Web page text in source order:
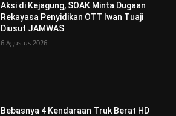
Aksi di Kejagung, SOAK Minta Dugaan
Rekayasa Penyidikan OTT Iwan Tuaji
Diusut JAMWAS
6 Agustus 2026
Bebasnya 4 Kendaraan Truk Berat HD